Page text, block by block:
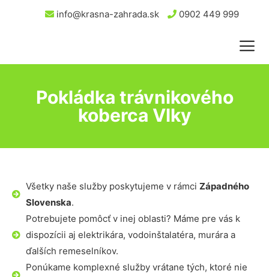
info@krasna-zahrada.sk 0902 449 999
Pokládka trávnikového
koberca Vlky
Všetky naše služby poskytujeme v rámci Západného
Slovenska.
Potrebujete pomôcť v inej oblasti? Máme pre vás k
dispozícii aj elektrikára, vodoinštalatéra, murára a
ďalších remeselníkov.
Ponúkame komplexné služby vrátane tých, ktoré nie